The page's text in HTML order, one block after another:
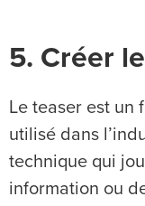
5. Créer
Le teaser est un
utilisé dans
technique qui
information ou